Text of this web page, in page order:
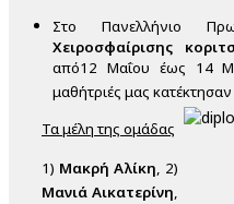
Στο Πανελλήνιο
Χειροσφαίρισης
από12 Μαΐου έως 14
μαθήτριές μας
Τα μέλη της ομάδας
1) Μακρή Αλίκη, 2)
Μανιά Αικατερίνη,